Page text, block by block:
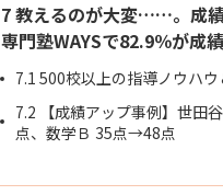
7教えるのが大変……。成績
専門塾WAYSで82.9％が成
7.1 500校以上の指導ノウハ
7.2 【成績アップ事例】世
点、数学Ｂ 35点→48点